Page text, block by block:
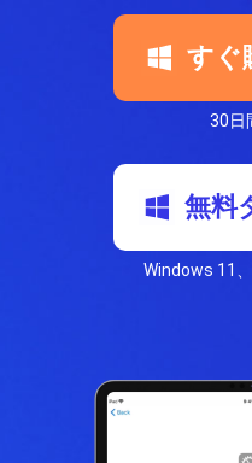
すぐ
30日
無料
Windows 11